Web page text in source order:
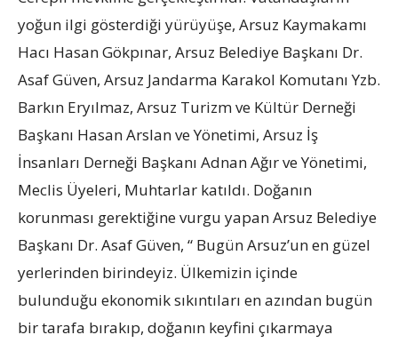
yoğun ilgi gösterdiği yürüyüşe, Arsuz Kaymakamı
Hacı Hasan Gökpınar, Arsuz Belediye Başkanı Dr.
Asaf Güven, Arsuz Jandarma Karakol Komutanı Yzb.
Barkın Eryılmaz, Arsuz Turizm ve Kültür Derneği
Başkanı Hasan Arslan ve Yönetimi, Arsuz İş
İnsanları Derneği Başkanı Adnan Ağır ve Yönetimi,
Meclis Üyeleri, Muhtarlar katıldı. Doğanın
korunması gerektiğine vurgu yapan Arsuz Belediye
Başkanı Dr. Asaf Güven, “ Bugün Arsuz’un en güzel
yerlerinden birindeyiz. Ülkemizin içinde
bulunduğu ekonomik sıkıntıları en azından bugün
bir tarafa bırakıp, doğanın keyfini çıkarmaya